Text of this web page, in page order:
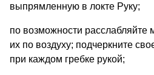
выпрямленную в локте Руку;
по возможности
их по воздуху; подчеркните
при каждом гребке рукой;